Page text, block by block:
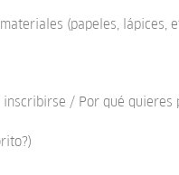
(papeles, lápices,
inscribirse / Por qué